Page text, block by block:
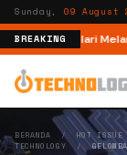
Sunday, 09 August
BREAKING
Ajak Pelari
BERANDA / HOT ISSUE
TECHNOLOGY /